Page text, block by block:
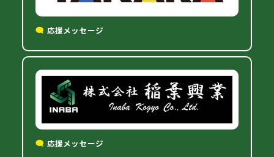
応援メッセージ
応援メッセージ